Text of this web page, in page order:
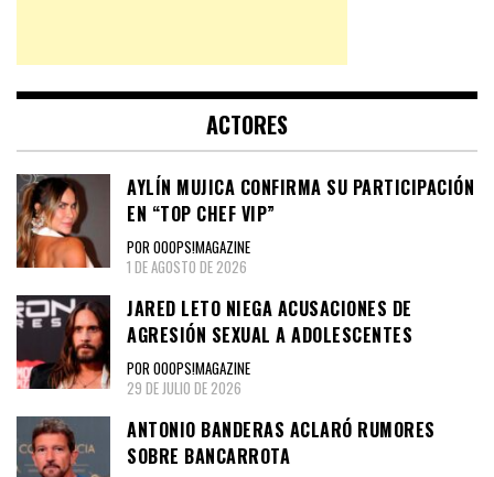
ACTORES
AYLÍN MUJICA CONFIRMA SU PARTICIPACIÓN
EN “TOP CHEF VIP”
POR OOOPS!MAGAZINE
1 DE AGOSTO DE 2026
JARED LETO NIEGA ACUSACIONES DE
AGRESIÓN SEXUAL A ADOLESCENTES
POR OOOPS!MAGAZINE
29 DE JULIO DE 2026
ANTONIO BANDERAS ACLARÓ RUMORES
SOBRE BANCARROTA